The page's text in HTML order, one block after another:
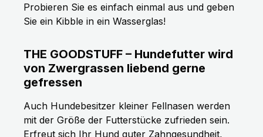
Probieren Sie es einfach einmal aus und geben
Sie ein Kibble in ein Wasserglas!
THE GOODSTUFF – Hundefutter wird
von Zwergrassen liebend gerne
gefressen
Auch Hundebesitzer kleiner Fellnasen werden
mit der Größe der Futterstücke zufrieden sein.
Erfreut sich Ihr Hund guter Zahngesundheit,